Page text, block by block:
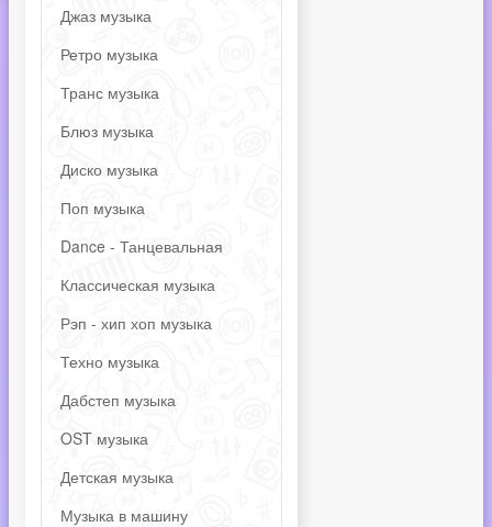
Джаз музыка
Ретро музыка
Транс музыка
Блюз музыка
Диско музыка
Поп музыка
Dance - Танцевальная
Классическая музыка
Рэп - хип хоп музыка
Техно музыка
Дабстеп музыка
OST музыка
Детская музыка
Музыка в машину